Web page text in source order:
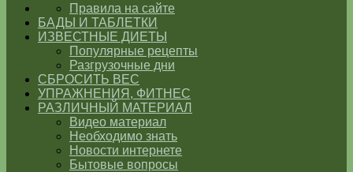
ГЛАВНАЯПравила на сайте
БАДЫ И ТАБЛЕТКИ
ИЗВЕСТНЫЕ ДИЕТЫ
Популярные рецепты
Разгрузочные дни
СБРОСИТЬ ВЕС
УПРАЖНЕНИЯ, ФИТНЕС
РАЗЛИЧНЫЙ МАТЕРИАЛ
Видео материал
Необходимо знать
Новости интернете
Бытовые вопросы